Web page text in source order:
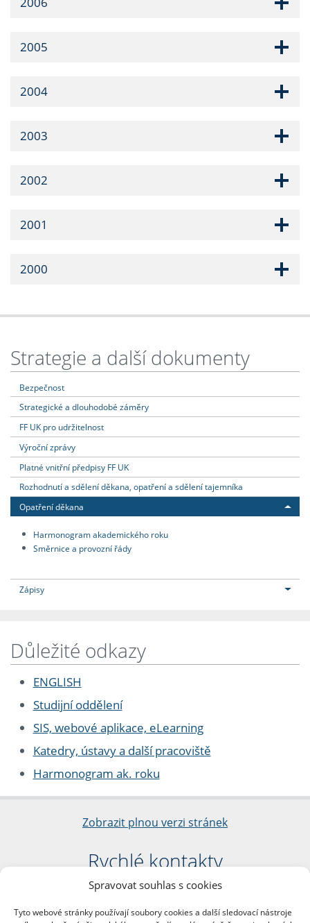
Spravovat souhlas s cookies
Tyto webové stránky používají soubory cookies a další sledovací nástroje
2005
2004
2003
2002
2001
2000
Strategie a další dokumenty
Bezpečnost
Strategické a dlouhodobé záměry
FF UK pro udržitelnost
Výroční zprávy
Platné vnitřní předpisy FF UK
Rozhodnutí a sdělení děkana, opatření a sdělení tajemníka
Opatření děkana
Harmonogram akademického roku
Směrnice a provozní řády
Zápisy
Důležité odkazy
ENGLISH
Studijní oddělení
SIS, webové aplikace, eLearning
Katedry, ústavy a další pracoviště
Harmonogram ak. roku
Zobrazit plnou verzi stránek
Rychlé kontakty
Filozofická fakulta
nám. Jana Palacha 1/2